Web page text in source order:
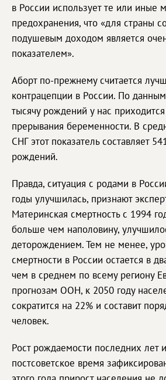
в России использует те или иные
предохранения, что «для страны
подушевым доходом является
показателем».
Аборт по-прежнему считается
контрацепции в России. По
тысячу рождений у нас
прерывания беременности. В
СНГ этот показатель составляет
рождений.
Правда, ситуация с родами в
годы улучшилась, признают
Материнская смертность с 1994
больше чем наполовину,
деторождением. Тем не менее,
смертности в России остается в
чем в среднем по всему региону
прогнозам ООН, к 2050 году
сократится на 22% и составит
человек.
Рост рождаемости последних лет
постсоветское время